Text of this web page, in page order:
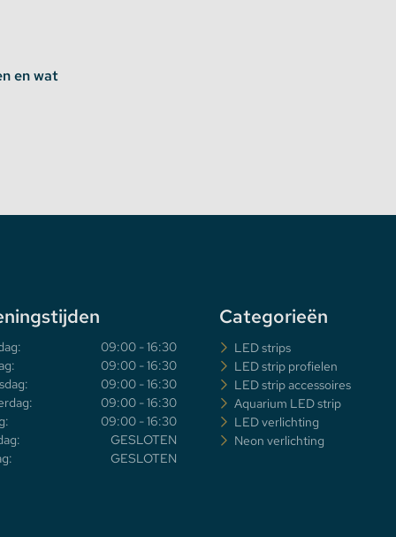
en wat
09:00 - 16:30
09:00 - 16:30
09:00 - 16:30
09:00 - 16:30
09:00 - 16:30
GESLOTEN
GESLOTEN
Categorieën
LED strips
LED strip profielen
LED strip accessoires
Aquarium LED strip
LED verlichting
Neon verlichting